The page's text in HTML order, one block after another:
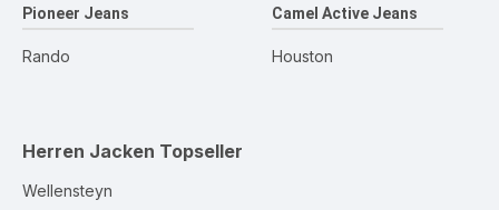
Pioneer Jeans
Rando
Camel Active Jeans
Houston
Herren Jacken Topseller
Wellensteyn